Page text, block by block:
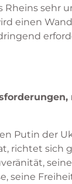
Rheins sehr
einen
Putin der
richtet sich
seine